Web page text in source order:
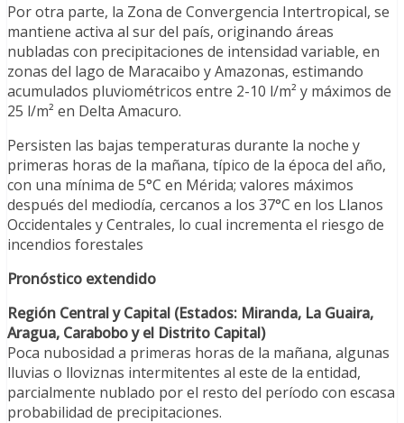
Por otra parte, la Zona de Convergencia Intertropical, se
mantiene activa al sur del país, originando áreas
nubladas con precipitaciones de intensidad variable, en
zonas del lago de Maracaibo y Amazonas, estimando
acumulados pluviométricos entre 2-10 l/m² y máximos de
25 l/m² en Delta Amacuro.
Persisten las bajas temperaturas durante la noche y
primeras horas de la mañana, típico de la época del año,
con una mínima de 5°C en Mérida; valores máximos
después del mediodía, cercanos a los 37°C en los Llanos
Occidentales y Centrales, lo cual incrementa el riesgo de
incendios forestales
Pronóstico extendido
Región Central y Capital (Estados: Miranda, La Guaira,
Aragua, Carabobo y el Distrito Capital)
Poca nubosidad a primeras horas de la mañana, algunas
lluvias o lloviznas intermitentes al este de la entidad,
parcialmente nublado por el resto del período con escasa
probabilidad de precipitaciones.